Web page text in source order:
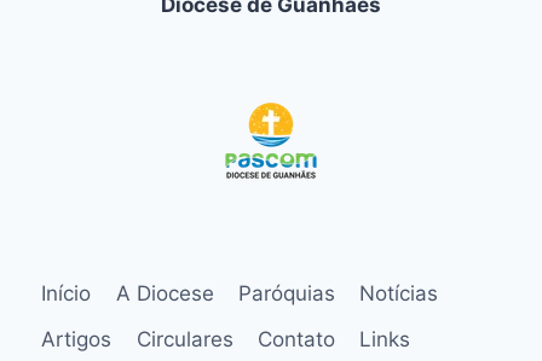
Diocese de Guanhães
Início A Diocese Paróquias
Notícias
Artigos
Circulares Contato Links